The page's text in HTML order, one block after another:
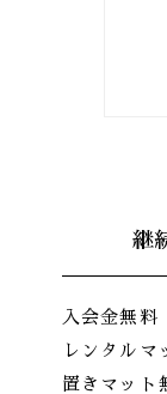
継
入会金無料
レンタルマ
置きマット